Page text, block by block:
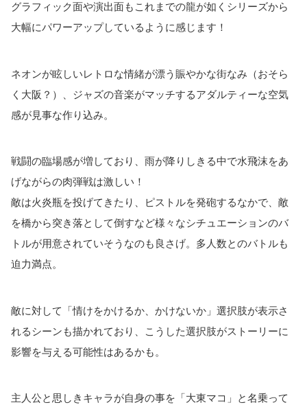
グラフィック面や演出面もこれまでの龍が如くシリーズから
大幅にパワーアップしているように感じます！
ネオンが眩しいレトロな情緒が漂う賑やかな街なみ（おそら
く大阪？）、ジャズの音楽がマッチするアダルティーな空気
感が見事な作り込み。
戦闘の臨場感が増しており、雨が降りしきる中で水飛沫をあ
げながらの肉弾戦は激しい！
敵は火炎瓶を投げてきたり、ピストルを発砲するなかで、敵
を橋から突き落として倒すなど様々なシチュエーションのバ
トルが用意されていそうなのも良さげ。多人数とのバトルも
迫力満点。
敵に対して「情けをかけるか、かけないか」選択肢が表示さ
れるシーンも描かれており、こうした選択肢がストーリーに
影響を与える可能性はあるかも。
主人公と思しきキャラが自身の事を「大東マコ」と名乗って